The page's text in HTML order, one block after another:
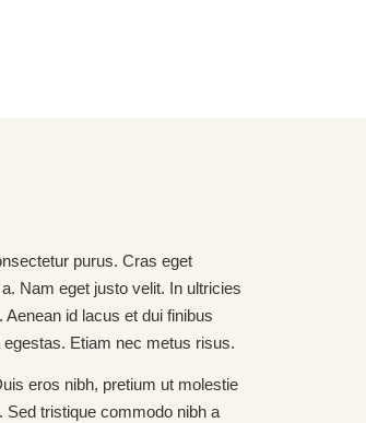
purus. Cras eget
Nam eget justo velit. In ultricies
id lacus et dui finibus
Etiam nec metus risus.
eros nibh, pretium ut molestie
tristique commodo nibh a